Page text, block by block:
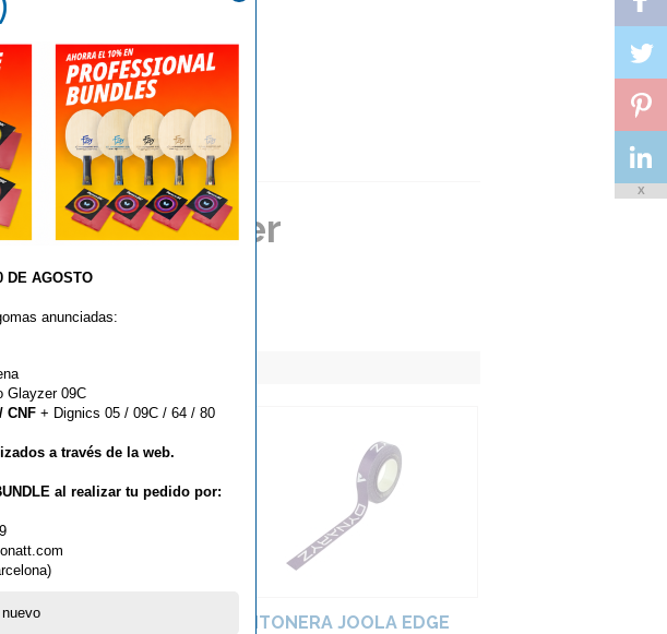
PARA MIS GOMAS?
Turbo cleaner
JOOLA
CANTONERA JOOLA EDGE
DE AGOSTO
anunciadas:
Glayzer 09C
CNF + Dignics 05 / 09C / 64 / 80
a través de la web.
al realizar tu pedido por:
X